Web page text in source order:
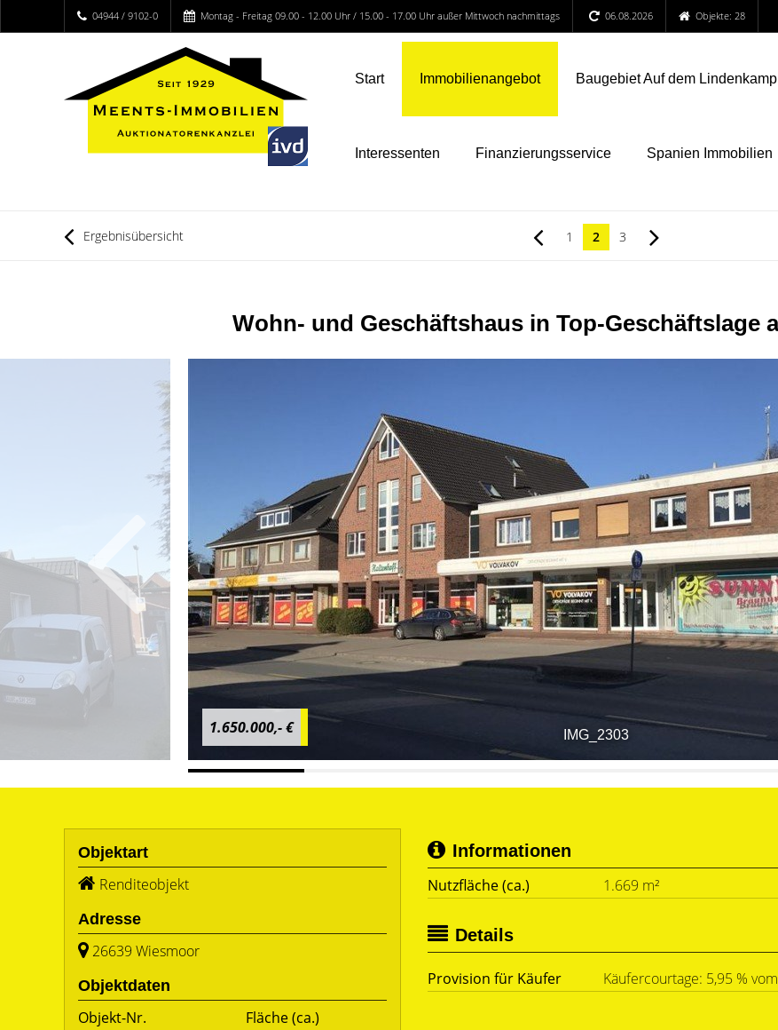
04944 / 9102-0 Montag - Freitag 09.00 - 12.00 Uhr / 15.00 - 17.00 Uhr außer Mittwoch nachmittags 06.08.2026 Objekte: 28
Start Immobilienangebot Baugebiet Auf dem Lindenkamp
Interessenten Finanzierungsservice Spanien Immobilien
Ergebnisübersicht 1 2 3
Wohn- und Geschäftshaus in Top-Geschäftslage
IMG_2303
1.650.000,- €
Objektart
Renditeobjekt
Adresse
26639 Wiesmoor
Objektdaten
Objekt-Nr.
Fläche(ca.)
Informationen
Nutzfläche (ca.)
1.669 m²
Details
Provision für Käufer Käufercourtage: 5,95 %